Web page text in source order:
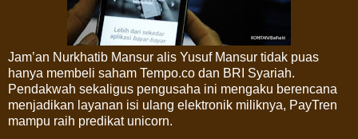
Jam’an Nurkhatib Mansur alis Yusuf Mansur tidak puas
hanya membeli saham Tempo.co dan BRI Syariah.
Pendakwah sekaligus pengusaha ini mengaku berencana
menjadikan layanan isi ulang elektronik miliknya, PayTren
mampu raih predikat unicorn.